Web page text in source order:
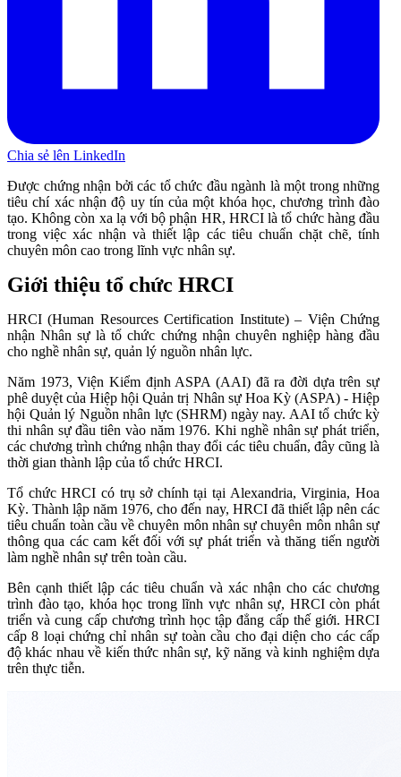
Chia sẻ lên LinkedIn
Được chứng nhận bởi các tổ chức đầu ngành là một trong những
tiêu chí xác nhận độ uy tín của một khóa học, chương trình đào
tạo. Không còn xa lạ với bộ phận HR, HRCI là tổ chức hàng đầu
trong việc xác nhận và thiết lập các tiêu chuẩn chặt chẽ, tính
chuyên môn cao trong lĩnh vực nhân sự.
Giới thiệu tổ chức HRCI
HRCI (Human Resources Certification Institute) – Viện Chứng
nhận Nhân sự là tổ chức chứng nhận chuyên nghiệp hàng đầu
cho nghề nhân sự, quản lý nguồn nhân lực.
Năm 1973, Viện Kiểm định ASPA (AAI) đã ra đời dựa trên sự
phê duyệt của Hiệp hội Quản trị Nhân sự Hoa Kỳ (ASPA) - Hiệp
hội Quản lý Nguồn nhân lực (SHRM) ngày nay. AAI tổ chức kỳ
thi nhân sự đầu tiên vào năm 1976. Khi nghề nhân sự phát triển,
các chương trình chứng nhận thay đổi các tiêu chuẩn, đây cũng là
thời gian thành lập của tổ chức HRCI.
Tổ chức HRCI có trụ sở chính tại tại Alexandria, Virginia, Hoa
Kỳ. Thành lập năm 1976, cho đến nay, HRCI đã thiết lập nên các
tiêu chuẩn toàn cầu về chuyên môn nhân sự chuyên môn nhân sự
thông qua các cam kết đối với sự phát triển và thăng tiến người
làm nghề nhân sự trên toàn cầu.
Bên cạnh thiết lập các tiêu chuẩn và xác nhận cho các chương
trình đào tạo, khóa học trong lĩnh vực nhân sự, HRCI còn phát
triển và cung cấp chương trình học tập đẳng cấp thế giới. HRCI
cấp 8 loại chứng chỉ nhân sự toàn cầu cho đại diện cho các cấp
độ khác nhau về kiến thức nhân sự, kỹ năng và kinh nghiệm dựa
trên thực tiễn.